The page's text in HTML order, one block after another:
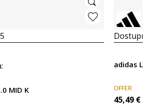
5
:
MID K
adidas
OFFER
45,49 €